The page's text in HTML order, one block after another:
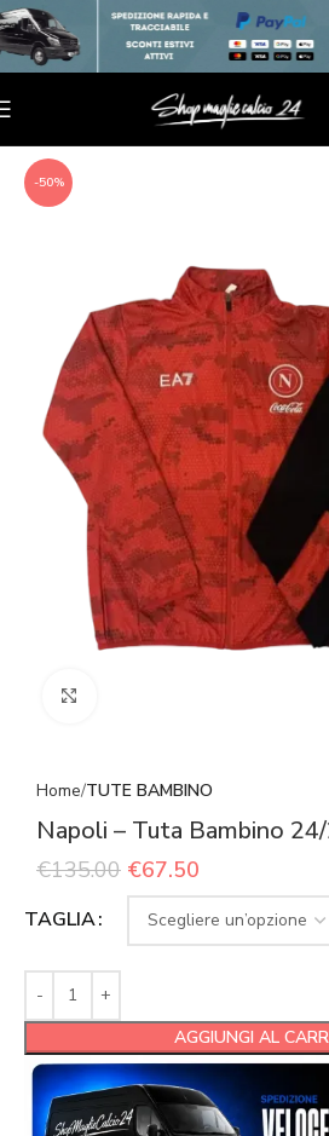
-50%
Home TUTE BAMBINO
Napoli – Tuta Bambino
€135.00 €67.50
TAGLIA
AGGIUNGI AL